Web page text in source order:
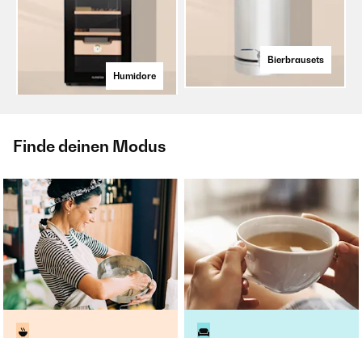
Humidore
Bierbrausets
Finde deinen Modus